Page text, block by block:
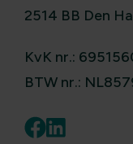
2514 BB Den
KvK nr.:
BTW nr.: